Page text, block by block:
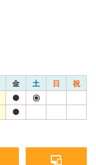
金 土 日 祝